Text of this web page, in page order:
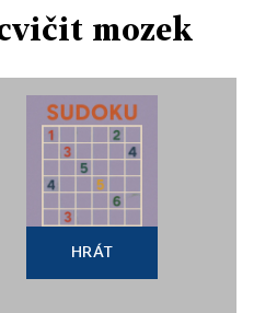
mozek
HRÁT